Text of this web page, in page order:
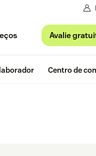
Avalie
Centro de